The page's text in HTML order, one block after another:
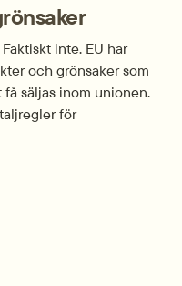
inte. EU har
och grönsaker som
få säljas inom unionen.
för